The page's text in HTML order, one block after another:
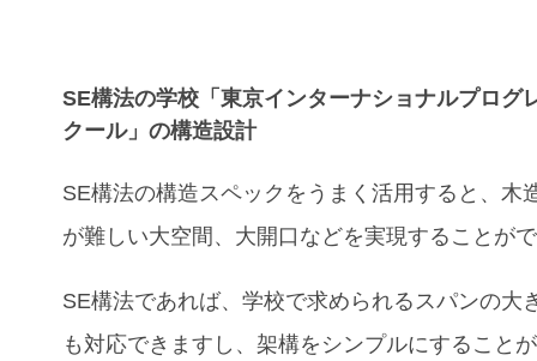
SE構法の学校「東京インターナショナルプログ
クール」の構造設計
SE構法の構造スペックをうまく活用すると、木
が難しい大空間、大開口などを実現することが
SE構法であれば、学校で求められるスパンの大
も対応できますし、架構をシンプルにすること